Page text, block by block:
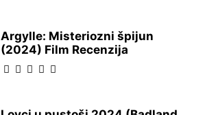
Argylle: Misteriozni špijun
(2024) Film Recenzija